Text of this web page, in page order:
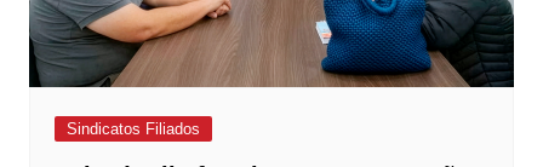
Sindicatos Filiados